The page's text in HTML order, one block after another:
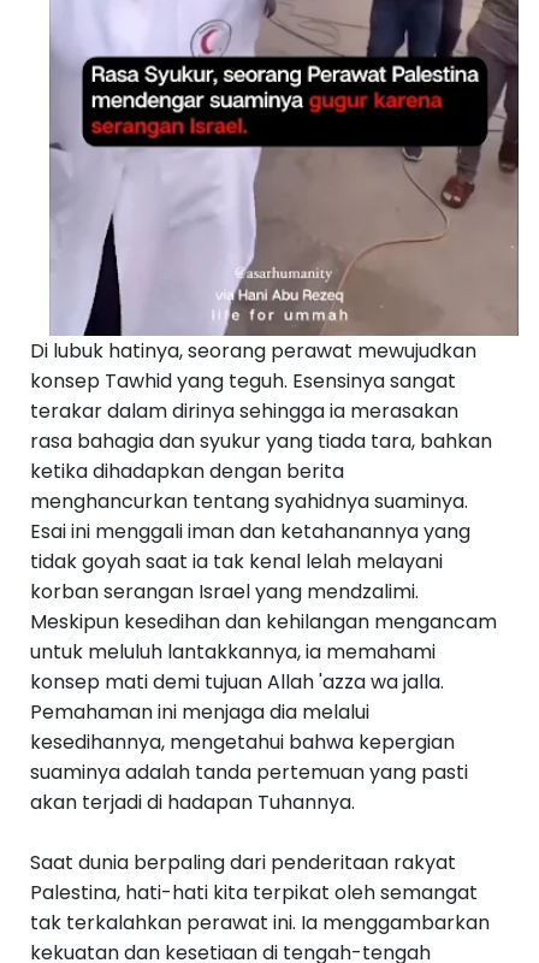
Di lubuk hatinya, seorang perawat mewujudkan
konsep Tawhid yang teguh. Esensinya sangat
terakar dalam dirinya sehingga ia merasakan
rasa bahagia dan syukur yang tiada tara, bahkan
ketika dihadapkan dengan berita
menghancurkan tentang syahidnya suaminya.
Esai ini menggali iman dan ketahanannya yang
tidak goyah saat ia tak kenal lelah melayani
korban serangan Israel yang mendzalimi.
Meskipun kesedihan dan kehilangan mengancam
untuk meluluh lantakkannya, ia memahami
konsep mati demi tujuan Allah 'azza wa jalla.
Pemahaman ini menjaga dia melalui
kesedihannya, mengetahui bahwa kepergian
suaminya adalah tanda pertemuan yang pasti
akan terjadi di hadapan Tuhannya.
Saat dunia berpaling dari penderitaan rakyat
Palestina, hati-hati kita terpikat oleh semangat
tak terkalahkan perawat ini. Ia menggambarkan
kekuatan dan kesetiaan di tengah-tengah
S
e
b
el
u
m
n
y
a
››